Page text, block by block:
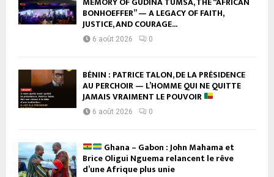
BONHOEFFER” — A LEGACY OF FAITH,
JUSTICE, AND COURAGE...
6 août 2026 0
BÉNIN : PATRICE TALON, DE LA PRÉSIDENCE
AU PERCHOIR — L’HOMME QUI NE QUITTE
JAMAIS VRAIMENT LE POUVOIR
6 août 2026 0
Ghana – Gabon : John Mahama et
Brice Oligui Nguema relancent le rêve
d’une Afrique plus unie